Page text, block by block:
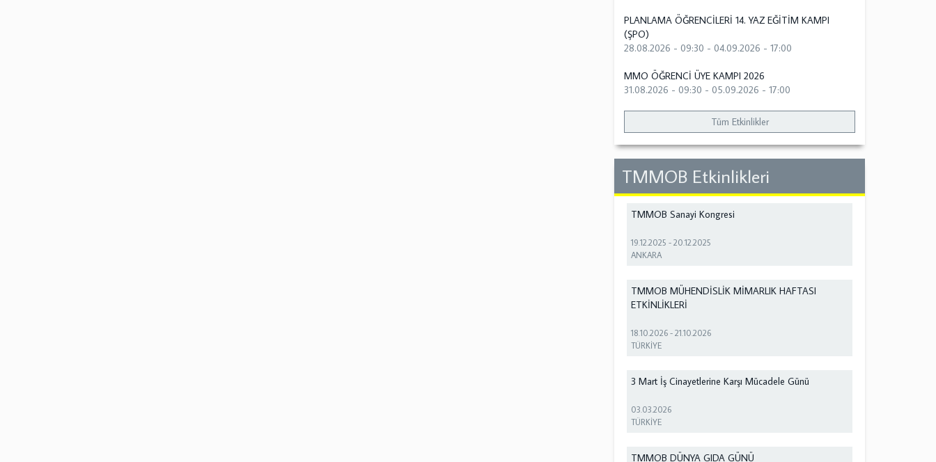
PLANLAMA ÖĞRENCİLERİ 14. YAZ EĞİTİM KAMPI
(ŞPO)
28.08.2026 - 09:30 -04.09.2026 - 17:00
MMO ÖĞRENCİ ÜYE KAMPI 2026
31.08.2026 - 09:30 -05.09.2026 - 17:00
Tüm Etkinlikler
TMMOB Etkinlikleri
TMMOB Sanayi Kongresi
19.12.2025 -20.12.2025
ANKARA
TMMOB MÜHENDİSLİK MİMARLIK HAFTASI
ETKİNLİKLERİ
18.10.2026 -21.10.2026
TÜRKİYE
3 Mart İş Cinayetlerine Karşı Mücadele Günü
03.03.2026
TÜRKİYE
TMMOB DÜNYA GIDA GÜNÜ